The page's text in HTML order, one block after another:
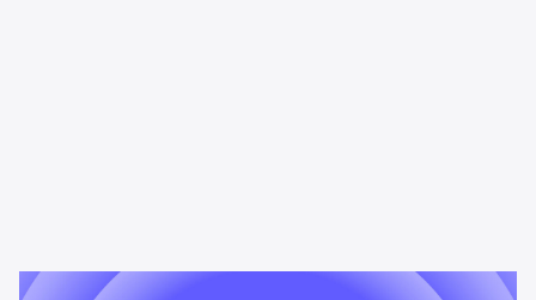
News & Insights